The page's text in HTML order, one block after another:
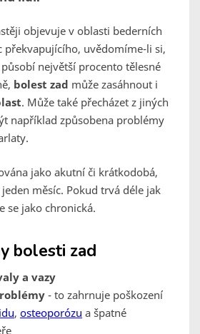
objevuje v oblasti bederních
překvapujícího, uvědomíme-li si,
největší procento tělesné
bolest zad může zasáhnout i
. Může také přecházet z jiných
například způsobena problémy
jako akutní či krátkodobá,
měsíc. Pokud trvá déle jak
se jako chronická.
bolesti zad
a vazy
- to zahrnuje poškození
, osteoporózu a špatné